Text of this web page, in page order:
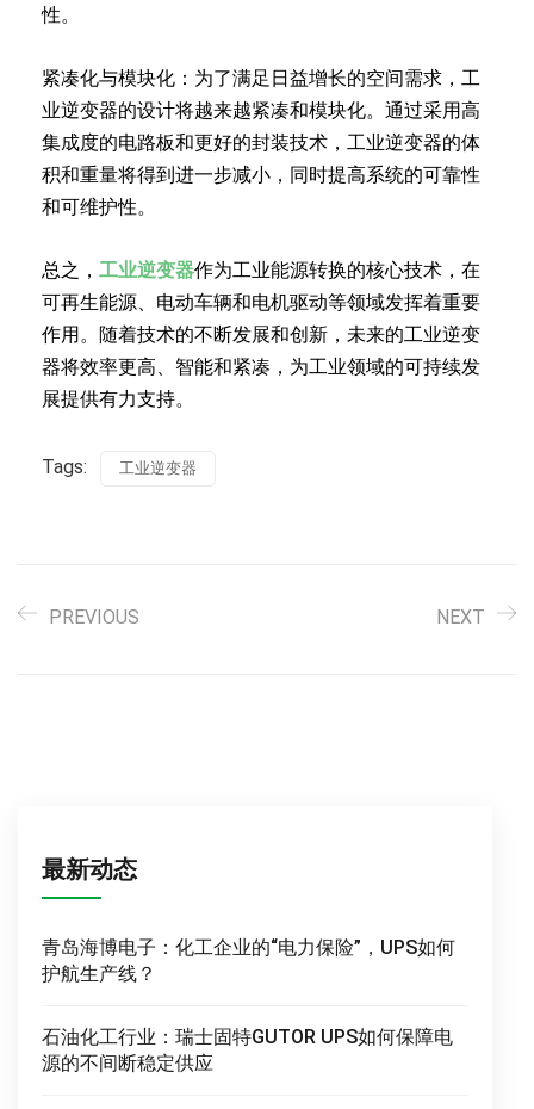
性。
紧凑化与模块化：为了满足日益增长的空间需求，工
业逆变器的设计将越来越紧凑和模块化。通过采用高
集成度的电路板和更好的封装技术，工业逆变器的体
积和重量将得到进一步减小，同时提高系统的可靠性
和可维护性。
总之， 工业逆变器作为工业能源转换的核心技术，在
可再生能源、电动车辆和电机驱动等领域发挥着重要
作用。随着技术的不断发展和创新，未来的工业逆变
器将效率更高、智能和紧凑，为工业领域的可持续发
展提供有力支持。
Tags: 工业逆变器
PREVIOUS NEXT
最新动态
青岛海博电子：化工企业的“电力保险”，UPS如何
护航生产线？
石油化工行业：瑞士固特GUTOR UPS如何保障电
源的不间断稳定供应